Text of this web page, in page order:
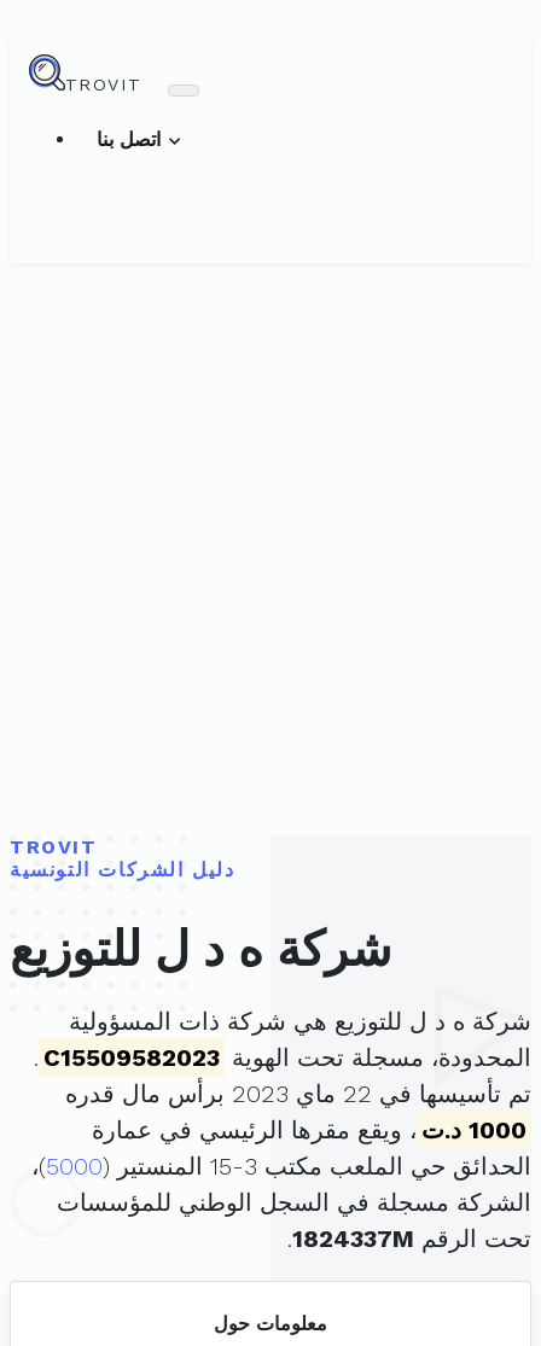
TROVIT
TROVIT
دليل الشركات التونسية
شركة ه د ل للتوزيع
شركة ه د ل للتوزيع هي شركة ذات المسؤولية
المحدودة، مسجلة تحت الهوية C15509582023
.
تم تأسيسها في 22 ماي 2023 برأس مال قدره
1000 د.ت
، ويقع مقرها الرئيسي في عمارة
الحدائق حي الملعب مكتب 3-15 المنستير (
5000)،
الشركة مسجلة في السجل الوطني للمؤسسات
تحت الرقم 1824337M
.
معلومات حول